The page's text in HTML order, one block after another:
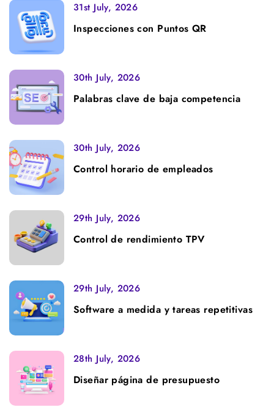
31st July, 2026
Inspecciones con Puntos QR
30th July, 2026
Palabras clave de baja competencia
30th July, 2026
Control horario de empleados
29th July, 2026
Control de rendimiento TPV
29th July, 2026
Software a medida y tareas repetitivas
28th July, 2026
Diseñar página de presupuesto